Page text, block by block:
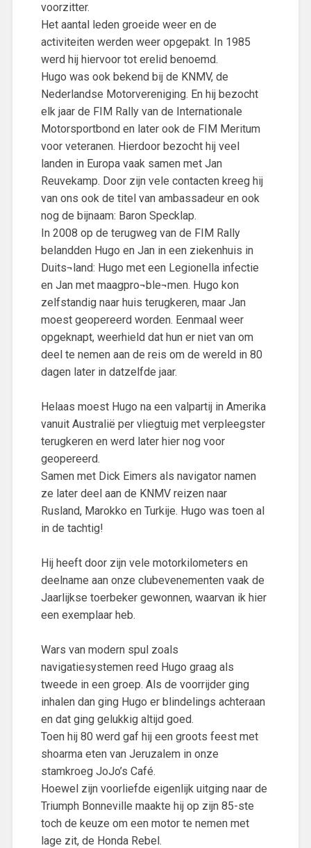
voorzitter.
Het aantal leden groeide weer en de
activiteiten werden weer opgepakt. In 1985
werd hij hiervoor tot erelid benoemd.
Hugo was ook bekend bij de KNMV, de
Nederlandse Motorvereniging. En hij bezocht
elk jaar de FIM Rally van de Internationale
Motorsportbond en later ook de FIM Meritum
voor veteranen. Hierdoor bezocht hij veel
landen in Europa vaak samen met Jan
Reuvekamp. Door zijn vele contacten kreeg hij
van ons ook de titel van ambassadeur en ook
nog de bijnaam: Baron Specklap.
In 2008 op de terugweg van de FIM Rally
belandden Hugo en Jan in een ziekenhuis in
Duits¬land: Hugo met een Legionella infectie
en Jan met maagpro¬ble¬men. Hugo kon
zelfstandig naar huis terugkeren, maar Jan
moest geopereerd worden. Eenmaal weer
opgeknapt, weerhield dat hun er niet van om
deel te nemen aan de reis om de wereld in 80
dagen later in datzelfde jaar.
Helaas moest Hugo na een valpartij in Amerika
vanuit Australië per vliegtuig met verpleegster
terugkeren en werd later hier nog voor
geopereerd.
Samen met Dick Eimers als navigator namen
ze later deel aan de KNMV reizen naar
Rusland, Marokko en Turkije. Hugo was toen al
in de tachtig!
Hij heeft door zijn vele motorkilometers en
deelname aan onze clubevenementen vaak de
Jaarlijkse toerbeker gewonnen, waarvan ik hier
een exemplaar heb.
Wars van modern spul zoals
navigatiesystemen reed Hugo graag als
tweede in een groep. Als de voorrijder ging
inhalen dan ging Hugo er blindelings achteraan
en dat ging gelukkig altijd goed.
Toen hij 80 werd gaf hij een groots feest met
shoarma eten van Jeruzalem in onze
stamkroeg JoJo’s Café.
Hoewel zijn voorliefde eigenlijk uitging naar de
Triumph Bonneville maakte hij op zijn 85-ste
toch de keuze om een motor te nemen met
lage zit, de Honda Rebel.